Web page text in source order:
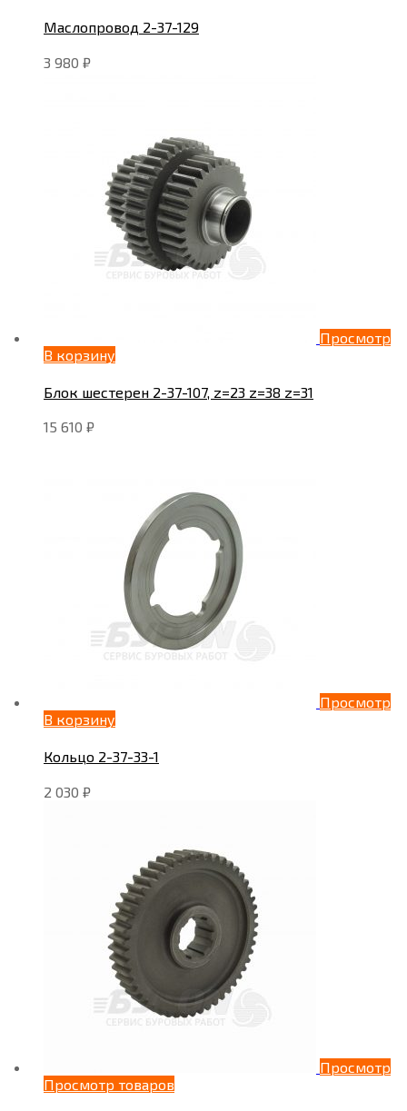
Маслопровод 2-37-129
3 980 ₽
Просмотр
В корзину
Блок шестерен 2-37-107, z=23 z=38 z=31
15 610 ₽
Просмотр
В корзину
Кольцо 2-37-33-1
2 030 ₽
Просмотр
Просмотр товаров